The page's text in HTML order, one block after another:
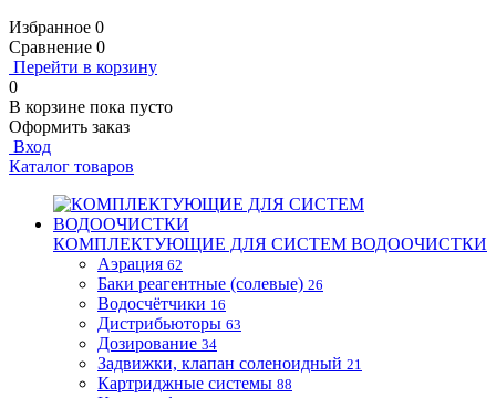
Избранное 0
Сравнение 0
Перейти в корзину
0
В корзине пока пусто
Оформить заказ
Вход
Каталог товаров
КОМПЛЕКТУЮЩИЕ ДЛЯ СИСТЕМ ВОДООЧИСТКИ
Аэрация 62
Баки реагентные (солевые) 26
Водосчётчики 16
Дистрибьюторы 63
Дозирование 34
Задвижки, клапан соленоидный 21
Картриджные системы 88